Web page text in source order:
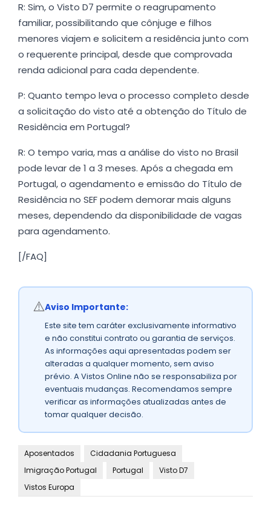
R: Sim, o Visto D7 permite o reagrupamento
familiar, possibilitando que cônjuge e filhos
menores viajem e solicitem a residência junto com
o requerente principal, desde que comprovada
renda adicional para cada dependente.
P: Quanto tempo leva o processo completo desde
a solicitação do visto até a obtenção do Título de
Residência em Portugal?
R: O tempo varia, mas a análise do visto no Brasil
pode levar de 1 a 3 meses. Após a chegada em
Portugal, o agendamento e emissão do Título de
Residência no SEF podem demorar mais alguns
meses, dependendo da disponibilidade de vagas
para agendamento.
[/FAQ]
⚠️Aviso Importante:
Este site tem caráter exclusivamente informativo
e não constitui contrato ou garantia de serviços.
As informações aqui apresentadas podem ser
alteradas a qualquer momento, sem aviso
prévio. A Vistos Online não se responsabiliza por
eventuais mudanças. Recomendamos sempre
verificar as informações atualizadas antes de
tomar qualquer decisão.
Aposentados
Cidadania Portuguesa
Imigração Portugal
Portugal
Visto D7
Vistos Europa